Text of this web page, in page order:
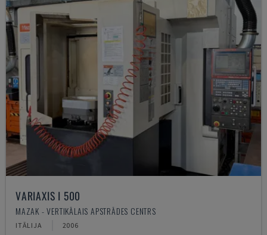
VARIAXIS I 500
MAZAK - VERTIKĀLAIS APSTRĀDES CENTRS
ITĀLIJA 2006